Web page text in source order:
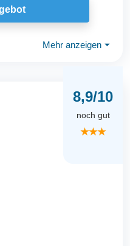
Mehr anzeigen ⏷
8,9/10
noch gut
★★★